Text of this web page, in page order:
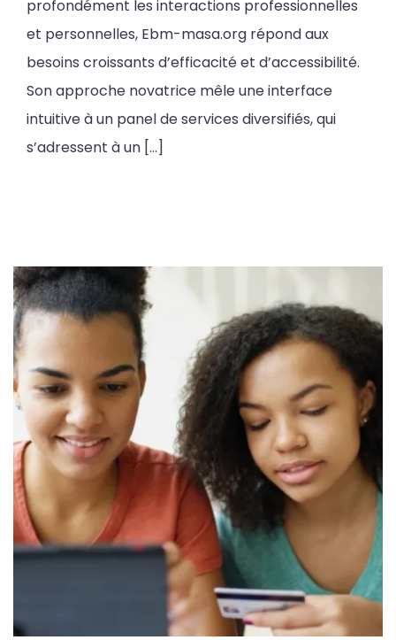
profondément les interactions professionnelles
et personnelles, Ebm-masa.org répond aux
besoins croissants d’efficacité et d’accessibilité.
Son approche novatrice mêle une interface
intuitive à un panel de services diversifiés, qui
s’adressent à un […]